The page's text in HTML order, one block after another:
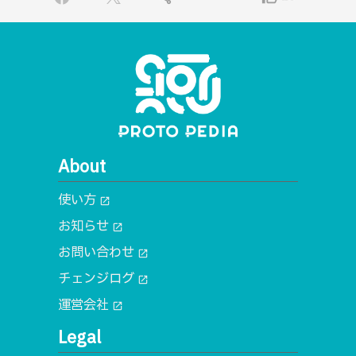
About
使い方 open_in_new
お知らせ open_in_new
お問い合わせ open_in_new
チェンジログ open_in_new
運営会社 open_in_new
Legal